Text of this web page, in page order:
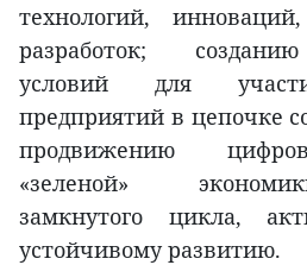
технологий,
разработок;
условий для
предприятий в цепочке
продвижению
«зеленой»
замкнутого цикла,
устойчивому развитию.